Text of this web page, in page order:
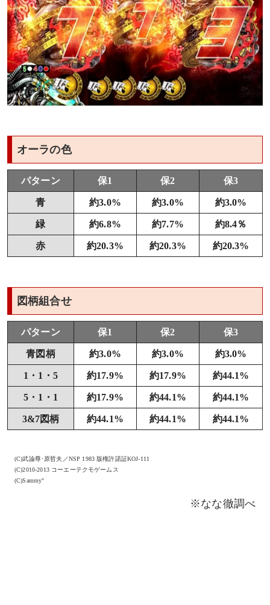
オーラの色
パターン 保1 保2 保3
青 約3.0% 約3.0% 約3.0%
緑 約6.8% 約7.7% 約8.4％
赤 約20.3% 約20.3% 約20.3%
図柄組合せ
パターン 保1 保2 保3
青図柄 約3.0% 約3.0% 約3.0%
1・1・5 約17.9% 約17.9% 約44.1%
5・1・1 約17.9% 約44.1% 約44.1%
3&7図柄 約44.1% 約44.1% 約44.1%
(C)武論尊･原哲夫／NSP 1983 版権許諾証KOJ-111
(C)2010-2013 コーエーテクモゲームス
(C)Sammy"
※なな徹調べ